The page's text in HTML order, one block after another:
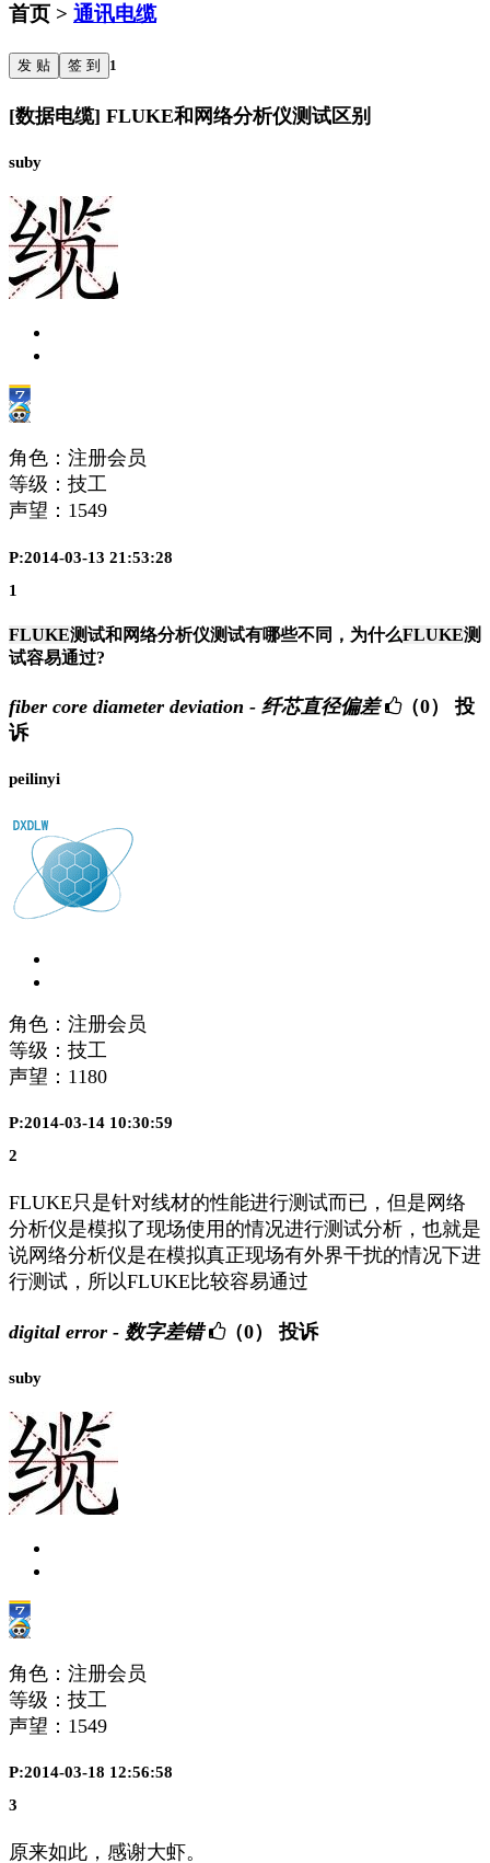
首页 > 通讯电缆
发 贴 签 到 1
[数据电缆] FLUKE和网络分析仪测试区别
suby
角色：注册会员
等级：技工
声望： 1549
P:2014-03-13 21:53:28
1
FLUKE测试和网络分析仪测试有哪些不同，为什么FLUKE测
试容易通过?
fiber core diameter deviation - 纤芯直径偏差 （0）
投
诉
peilinyi
角色：注册会员
等级：技工
声望： 1180
P:2014-03-14 10:30:59
2
FLUKE只是针对线材的性能进行测试而已，但是网络
分析仪是模拟了现场使用的情况进行测试分析，也就是
说网络分析仪是在模拟真正现场有外界干扰的情况下进
行测试，所以FLUKE比较容易通过
digital error - 数字差错 （0） 投诉
suby
角色：注册会员
等级：技工
声望： 1549
P:2014-03-18 12:56:58
3
原来如此，感谢大虾。